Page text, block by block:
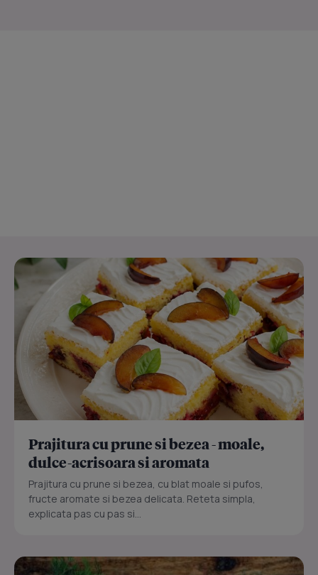
Prajitura cu prune si bezea - moale,
dulce-acrisoara si aromata
Prajitura cu prune si bezea, cu blat moale si pufos,
fructe aromate si bezea delicata. Reteta simpla,
explicata pas cu pas si...